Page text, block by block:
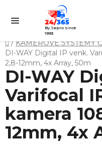
obsah
By Sapro since
1993
Domů
/ KAMEROVÉ SYSTÉMY
DI-WAY Digital IP venk.
2,8-12mm, 4x Array, 50m
DI-WAY
Varifocal
kamera
12mm, 4x